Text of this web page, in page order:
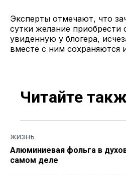
Эксперты отмечают, что
сутки желание
увиденную у блогера,
вместе с ним сохраняются
Читайте
ЖИЗНЬ
Алюминиевая фольга в
самом деле